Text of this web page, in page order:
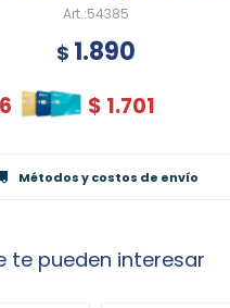
54385
$ 1.890
$ 1.701
Métodos y costos de envío
te pueden interesar